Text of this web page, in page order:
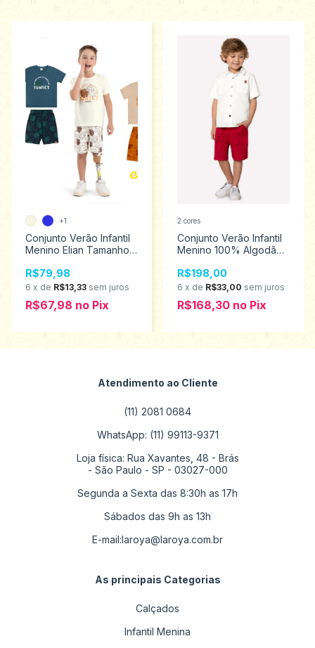
Conjunto Verão Infantil
Menino Elian Tamanhos
R$79,98
6 x de R$13,33 sem juros
R$67,98 no Pix
+1
Conjunto Verão Infantil
Menino 100% Algodão
2000611
R$198,00
6 x de R$33,00 sem juros
R$168,30 no Pix
2 cores
Atendimento ao Cliente
(11) 2081 0684
WhatsApp: (11) 99113-9371
Loja física: Rua Xavantes, 48 - Brás
- São Paulo - SP - 03027-000
Segunda a Sexta das 8:30h as 17h
Sábados das 9h as 13h
E-mail:laroya@laroya.com.br
As principais Categorias
Calçados
Infantil Menina